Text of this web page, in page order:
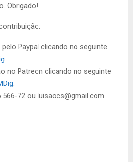
Obrigado!
Paypal clicando no seguinte
.
no Patreon clicando no seguinte
.
72 ou luisaocs@gmail.com